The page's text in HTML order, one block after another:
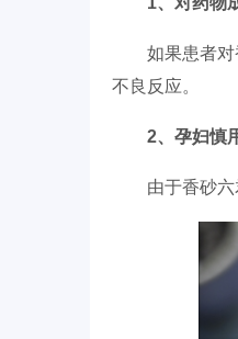
如果患者
不良反应。
2、孕妇慎
由于香砂